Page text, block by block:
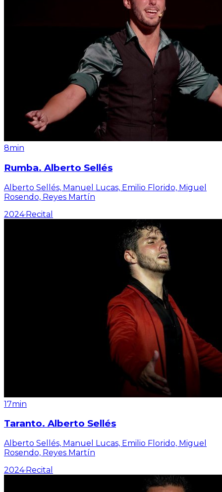
8min
Rumba. Alberto Sellés
Alberto Sellés, Manuel Lucas, Emilio Florido, Miguel
Rosendo, Reyes Martín
2024·Recital
17min
Taranto. Alberto Sellés
Alberto Sellés, Manuel Lucas, Emilio Florido, Miguel
Rosendo, Reyes Martín
2024·Recital